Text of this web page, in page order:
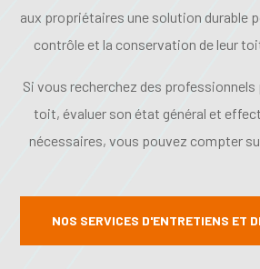
aux propriétaires une solution durable
contrôle et la conservation de leur
Si vous recherchez des
toit, évaluer son état général et
nécessaires, vous pouvez compter
NOS SERVICES D'ENTRETIENS ET